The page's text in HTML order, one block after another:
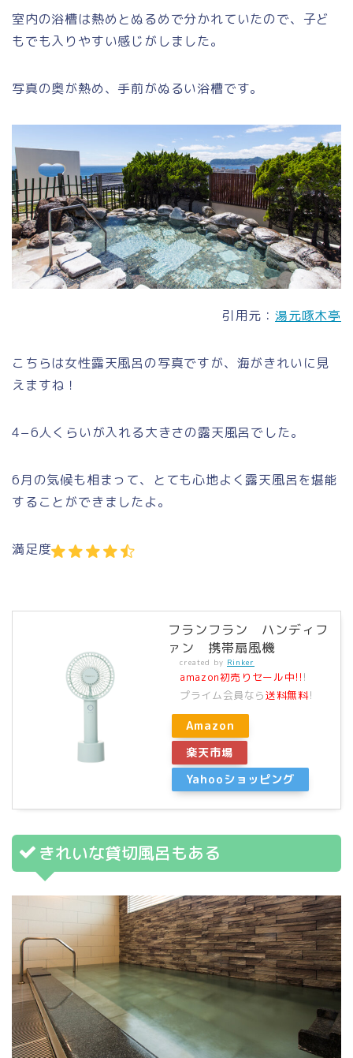
室内の浴槽は熱めとぬるめで分かれていたので、子ど
もでも入りやすい感じがしました。
写真の奥が熱め、手前がぬるい浴槽です。
引用元： 湯元啄木亭
こちらは女性露天風呂の写真ですが、海がきれいに見
えますね！
4−6人くらいが入れる大きさの露天風呂でした。
6月の気候も相まって、とても心地よく露天風呂を堪能
することができましたよ。
満足度
フランフラン ハンディフ
ァン 携帯扇風機
created by Rinker
amazon初売りセール中!! !
プライム会員なら送料無料!
Amazon
楽天市場
Yahooショッピング
きれいな貸切風呂もある